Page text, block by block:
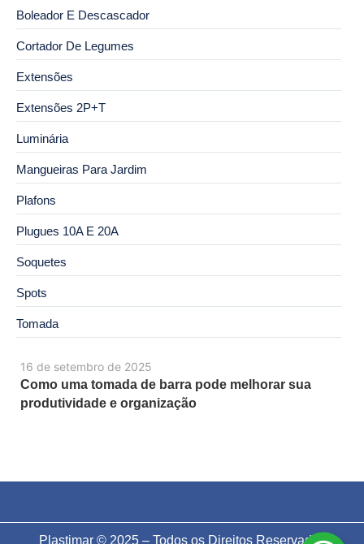
16 de setembro de 2025
Como uma tomada de barra pode melhorar sua
produtividade e organização
Boleador E Descascador
Cortador De Legumes
Extensões
Extensões 2P+T
Luminária
Mangueiras Para Jardim
Plafons
Plugues 10A E 20A
Soquetes
Spots
Tomada
Plastimar © 2025 – Todos os Direitos Reservados